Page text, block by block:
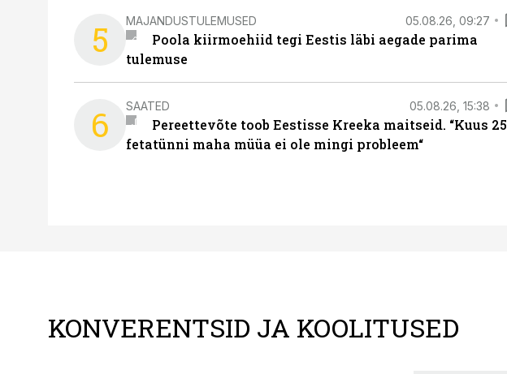
5 MAJANDUSTULEMUSED 05.08.26, 09:27
Poola kiirmoehiid tegi Eestis läbi aegade parima
tulemuse
6 SAATED 05.08.26, 15:38
Pereettevõte toob Eestisse Kreeka maitseid. “Kuus 25
fetatünni maha müüa ei ole mingi probleem“
KONVERENTSID JA KOOLITUSED